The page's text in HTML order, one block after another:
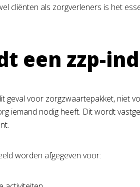
cliënten als zorgverleners is het
een zzp-
geval voor zorgzwaartepakket, niet
iemand nodig heeft. Dit wordt
worden afgegeven voor: